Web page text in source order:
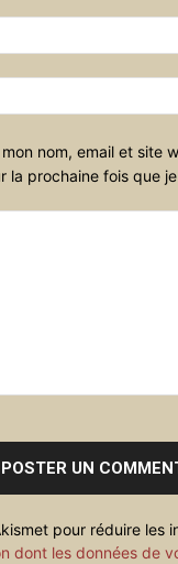
nom, email et site
la prochaine fois que
pour réduire les
dont les données de